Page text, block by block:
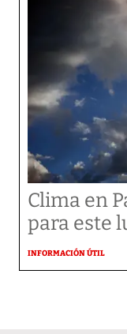
Clima en
para este
INFORMACIÓN ÚTIL